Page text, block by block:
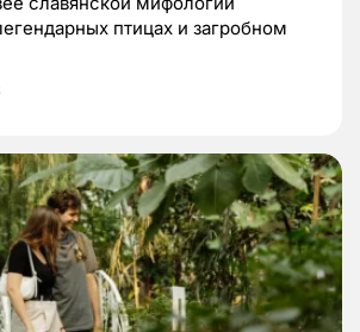
птицах и загробном